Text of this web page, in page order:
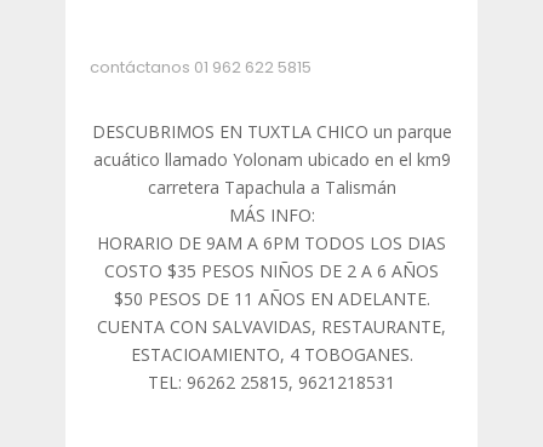
contáctanos 01 962 622 5815
DESCUBRIMOS EN TUXTLA CHICO un parque
acuático llamado Yolonam ubicado en el km9
carretera Tapachula a Talismán
MÁS INFO:
HORARIO DE 9AM A 6PM TODOS LOS DIAS
COSTO $35 PESOS NIÑOS DE 2 A 6 AÑOS
$50 PESOS DE 11 AÑOS EN ADELANTE.
CUENTA CON SALVAVIDAS, RESTAURANTE,
ESTACIOAMIENTO, 4 TOBOGANES.
TEL: 96262 25815, 9621218531